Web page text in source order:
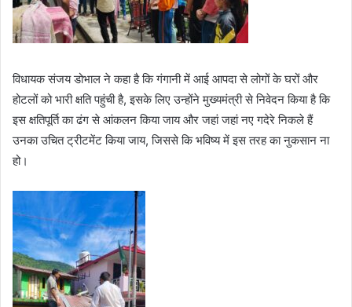
विधायक संजय डोभाल ने कहा है कि गंगानी में आई आपदा से लोगों के घरों और
होटलों को भारी क्षति पहुंची है, इसके लिए उन्होंने मुख्यमंत्री से निवेदन किया है कि
इस क्षतिपूर्ति का ढंग से आंकलन किया जाय और जहां जहां नए गदेरे निकले हैं
उनका उचित ट्रीटमेंट किया जाय, जिससे कि भविष्य में इस तरह का नुकसान ना
हो।